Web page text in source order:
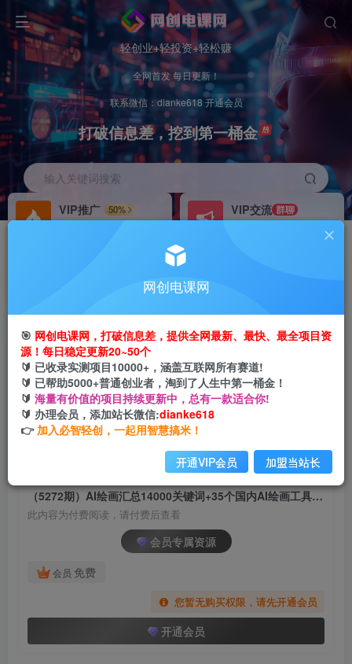
轻创业+轻投资+轻松赚
全网首发 每日更新！
联系微信：dianke618 开通会员
打破信息差，挖到第一桶金
输入关键词搜索
VIP推广
50%
VIP交流 群聊
研究探讨更多创业项目路子。
搭建同款网站，自己当老板
（5272期）AI绘画汇总14000关键词+35个国内AI
绘画工具(兔费+付费)头像壁纸不愁-无水印
网创电课网
2年前发布
1328 97
（5272期）AI绘画汇总14000关键词+35个国内AI绘画工具(兔费+付费)头像壁纸不愁-无水印
此内容为付费阅读，请付费后查看
会员专属资源
会员 免费
您暂无购买权限，请先开通会员
开通会员
网创电课网
🎯 网创电课网，打破信息差，提供全网最新、最快、最全项目资
源！每日稳定更新20~50个
🔰 已收录实测项目10000+，涵盖互联网所有赛道!
🔰 已帮助5000+普通创业者，淘到了人生中第一桶金！
🔰 海量有价值的项目持续更新中，总有一款适合你!
🔰 办理会员，添加站长微信:dianke618
👉 加入必智轻创，一起用智慧搞米！
开通VIP会员 加盟当站长